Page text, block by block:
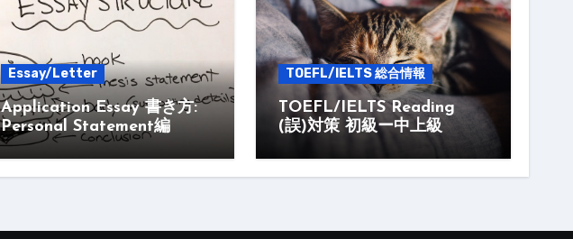
Essay/Letter
Application Essay 書き方:
Personal Statement編
TOEFL/IELTS 総合情報
TOEFL/IELTS Reading
(誤)対策 初級ー中上級